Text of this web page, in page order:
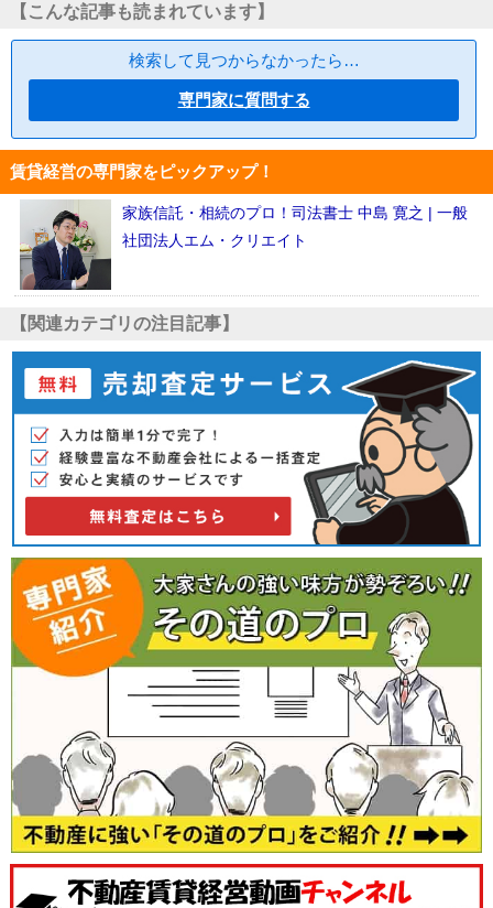
【こんな記事も読まれています】
検索して見つからなかったら…
専門家に質問する
賃貸経営の専門家をピックアップ！
家族信託・相続のプロ！司法書士 中島 寛之 | 一般
社団法人エム・クリエイト
【関連カテゴリの注目記事】